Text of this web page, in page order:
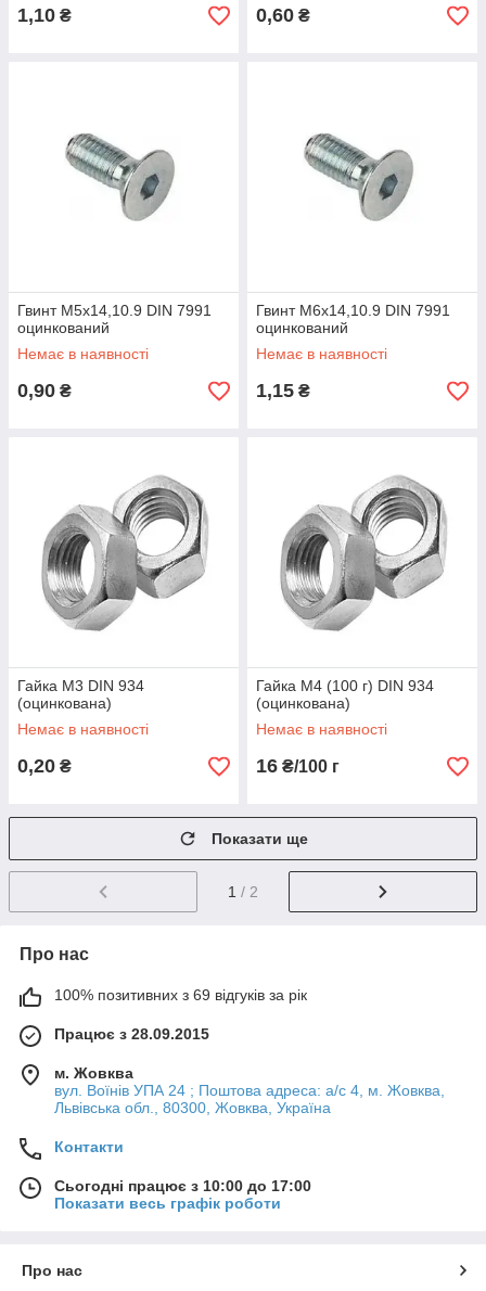
1,10 ₴ 0,60 ₴
Гвинт M5x14,10.9 DIN 7991
оцинкований
Немає в наявності
0,90 ₴
Гвинт M6x14,10.9 DIN 7991
оцинкований
Немає в наявності
1,15 ₴
Гайка М3 DIN 934
(оцинкована)
Немає в наявності
0,20 ₴
Гайка М4 (100 г) DIN 934
(оцинкована)
Немає в наявності
16 ₴/100 г
Показати ще
1 / 2
Про нас
100% позитивних з 69 відгуків за рік
Працює з 28.09.2015
м. Жовква
вул. Воїнів УПА 24 ; Поштова адреса: а/с 4, м. Жовква,
Львівська обл., 80300, Жовква, Україна
Контакти
Сьогодні працює з 10:00 до 17:00
Показати весь графік роботи
Про нас